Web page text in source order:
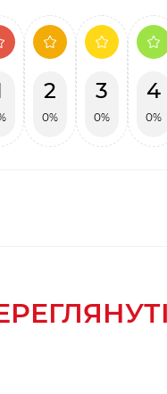
2
0%
3
0%
4
0%